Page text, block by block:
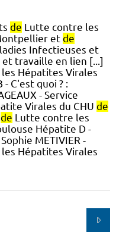
de Lutte contre les
et de
Infectieuses et
et travaille en lien [...]
Hépatites Virales
C'est quoi ? :
- Service
Virales du CHU de
de Lutte contre les
Hépatite D -
METIVIER -
Hépatites Virales